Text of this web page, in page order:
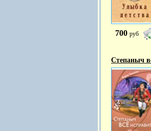
700 руб
Степаныч